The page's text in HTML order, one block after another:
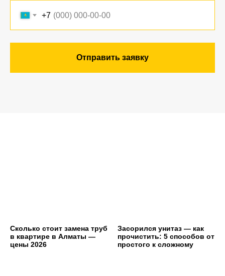
+7
Отправить заявку
Сколько стоит замена труб
в квартире в Алматы —
цены 2026
Засорился унитаз — как
прочистить: 5 способов от
простого к сложному